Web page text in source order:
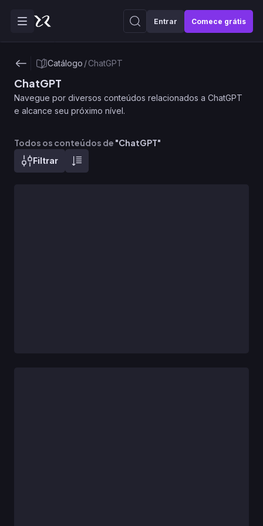
Entrar Comece grátis
Catálogo /ChatGPT
ChatGPT
Navegue por diversos conteúdos relacionados a ChatGPT
e alcance seu próximo nível.
Todos os conteúdos de "ChatGPT"
Filtrar